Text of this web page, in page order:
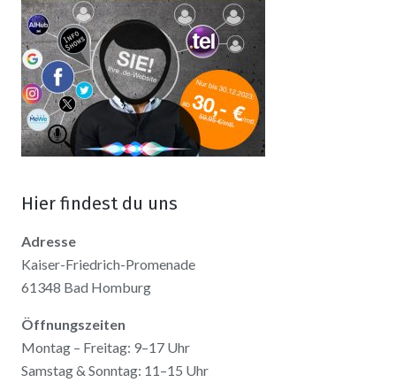
Hier findest du uns
Adresse
Kaiser-Friedrich-Promenade
61348 Bad Homburg
Öffnungszeiten
Montag – Freitag: 9–17 Uhr
Samstag & Sonntag: 11–15 Uhr